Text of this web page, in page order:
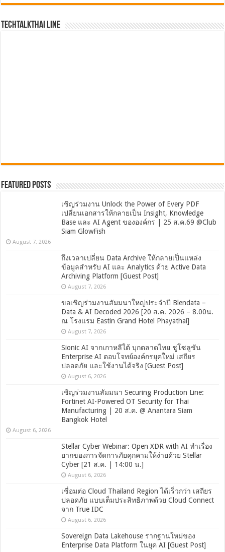
TechTalkThai LINE
Featured Posts
เชิญร่วมงาน Unlock the Power of Every PDF
เปลี่ยนเอกสารให้กลายเป็น Insight, Knowledge
Base และ AI Agent ขององค์กร | 25 ส.ค.69 @Club
Siam GlowFish
August 7, 2026
ถึงเวลาเปลี่ยน Data Archive ให้กลายเป็นแหล่ง
ข้อมูลสำหรับ AI และ Analytics ด้วย Active Data
Archiving Platform [Guest Post]
August 7, 2026
ขอเชิญร่วมงานสัมมนาใหญ่ประจำปี Blendata –
Data & AI Decoded 2026 [20 ส.ค. 2026 – 8.00น.
ณ โรงแรม Eastin Grand Hotel Phayathai]
August 7, 2026
Sionic AI จากเกาหลีใต้ บุกตลาดไทย ชูโซลูชัน
Enterprise AI ตอบโจทย์องค์กรยุคใหม่ เสถียร
ปลอดภัย และใช้งานได้จริง [Guest Post]
August 6, 2026
เชิญร่วมงานสัมมนา Securing Production Line:
Fortinet AI-Powered OT Security for Thai
Manufacturing | 20 ส.ค. @ Anantara Siam
Bangkok Hotel
August 6, 2026
Stellar Cyber Webinar: Open XDR with AI ทำเรื่อง
ยากของการจัดการภัยคุกคามให้ง่ายด้วย Stellar
Cyber [21 ส.ค. | 14:00 น.]
August 6, 2026
เชื่อมต่อ Cloud Thailand Region ได้เร็วกว่า เสถียร
ปลอดภัย แบบเต็มประสิทธิภาพด้วย Cloud Connect
จาก True IDC
August 6, 2026
Sovereign Data Lakehouse รากฐานใหม่ของ
Enterprise Data Platform ในยุค AI [Guest Post]